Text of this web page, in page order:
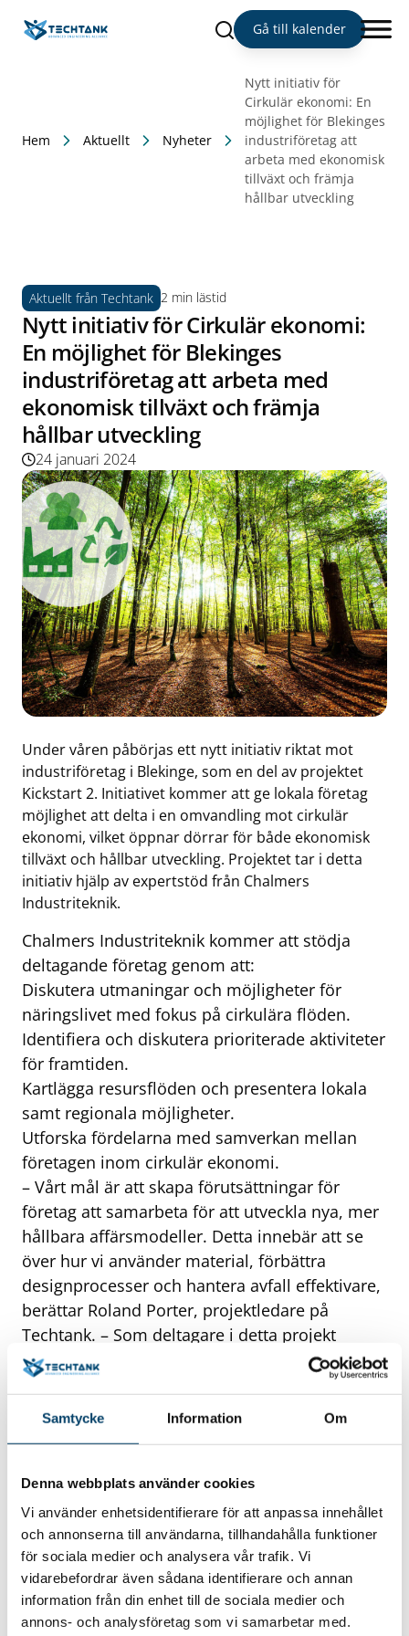
Samtycke Information Om
Denna webbplats använder cookies
Vi använder enhetsidentifierare för att anpassa innehållet
och annonserna till användarna, tillhandahålla funktioner
för sociala medier och analysera vår trafik. Vi
vidarebefordrar även sådana identifierare och annan
information från din enhet till de sociala medier och
annons- och analysföretag som vi samarbetar med.
Sök Gå till kalender
Hem Aktuellt Nyheter
Nytt initiativ för
Cirkulär ekonomi: En
möjlighet för Blekinges
industriföretag att
arbeta med ekonomisk
tillväxt och främja
hållbar utveckling
Aktuellt från Techtank 2 min lästid
Nytt initiativ för Cirkulär ekonomi:
En möjlighet för Blekinges
industriföretag att arbeta med
ekonomisk tillväxt och främja
hållbar utveckling
24 januari 2024
Under våren påbörjas ett nytt initiativ riktat mot
industriföretag i Blekinge, som en del av projektet
Kickstart 2. Initiativet kommer att ge lokala företag
möjlighet att delta i en omvandling mot cirkulär
ekonomi, vilket öppnar dörrar för både ekonomisk
tillväxt och hållbar utveckling. Projektet tar i detta
initiativ hjälp av expertstöd från Chalmers
Industriteknik.
Chalmers Industriteknik kommer att stödja
deltagande företag genom att:
Diskutera utmaningar och möjligheter för
näringslivet med fokus på cirkulära flöden.
Identifiera och diskutera prioriterade aktiviteter
för framtiden.
Kartlägga resursflöden och presentera lokala
samt regionala möjligheter.
Utforska fördelarna med samverkan mellan
företagen inom cirkulär ekonomi.
– Vårt mål är att skapa förutsättningar för
företag att samarbeta för att utveckla nya, mer
hållbara affärsmodeller. Detta innebär att se
över hur vi använder material, förbättra
designprocesser och hantera avfall effektivare,
berättar Roland Porter, projektledare på
Techtank. – Som deltagare i detta projekt
kommer ditt företag inte bara att bidra till en
grönare framtid, utan också få tillgång till nya
affärsmöjligheter med andra lokala företag.
Detta är din chans att vara en del av den
industri, berättar Anders Qvarnström,
projektledare på NetPort Science Park. Insatsen
sker inom ramen för projektet Kickstart 2. Region
Blekinge är projektägare och partners är Blekinge
Tekniska Högskola, NetPort Science Park och
Techtank. Projektet finansieras av Europeiska
regionala utvecklingsfonden och Region Blekinge.